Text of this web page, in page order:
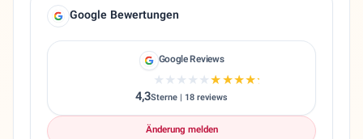
Google Bewertungen
Google Reviews
★★★★★★★★★★
4,3Sterne | 18 reviews
Änderung melden